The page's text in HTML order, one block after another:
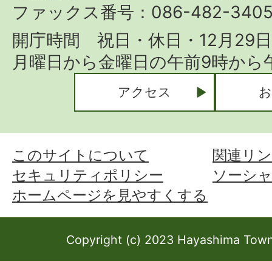
ファックス番号：086-482-
開庁時間 祝日・休日・12月29
月曜日から金曜日の午前9時か
アクセス
このサイトについて
関連リ
セキュリティポリシー
ソーシ
ホームページを見やすくする
Copyright (c) 2023 Hayashima